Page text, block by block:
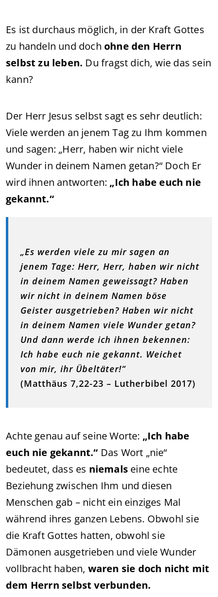
Es ist durchaus möglich, in der Kraft Gottes
zu handeln und doch ohne den Herrn
selbst zu leben. Du fragst dich, wie das sein
kann?
Der Herr Jesus selbst sagt es sehr deutlich:
Viele werden an jenem Tag zu Ihm kommen
und sagen: „Herr, haben wir nicht viele
Wunder in deinem Namen getan?“ Doch Er
wird ihnen antworten: „Ich habe euch nie
gekannt.“
„Es werden viele zu mir sagen an
jenem Tage: Herr, Herr, haben wir nicht
in deinem Namen geweissagt? Haben
wir nicht in deinem Namen böse
Geister ausgetrieben? Haben wir nicht
in deinem Namen viele Wunder getan?
Und dann werde ich ihnen bekennen:
Ich habe euch nie gekannt. Weichet
von mir, ihr Übeltäter!“
(Matthäus 7,22-23 – Lutherbibel 2017)
Achte genau auf seine Worte: „Ich habe
euch nie gekannt.“ Das Wort „nie“
bedeutet, dass es niemals eine echte
Beziehung zwischen Ihm und diesen
Menschen gab – nicht ein einziges Mal
während ihres ganzen Lebens. Obwohl sie
die Kraft Gottes hatten, obwohl sie
Dämonen ausgetrieben und viele Wunder
vollbracht haben, waren sie doch nicht mit
dem Herrn selbst verbunden.